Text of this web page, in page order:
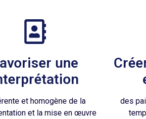
une
et homogène de la
et la mise en œuvre
des